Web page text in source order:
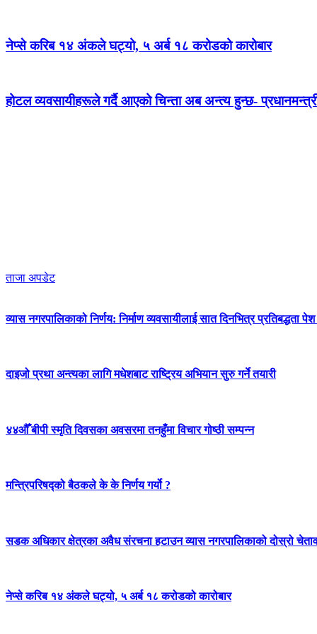
नेप्से करिब १४ अंकले घट्यो, ५ अर्ब १८ करोडको कारोबार
होटल व्यवसायीहरूले गर्दै आएको चिन्ता अब अन्त्य हुन्छ-
ताजा अपडेट
व्यास नगरपालिकाको निर्णय: निर्माण व्यवसायीलाई सात दिनभित्र प्रतिबद्धता पेश
दाइजो प्रथा अन्त्यका लागि मधेशबाट राष्ट्रिय अभियान सुरु गर्ने तयारी
४४औँ बीपी स्मृति दिवसका अवसरमा तनहुँमा विचार गोष्ठी सम्पन्न
मन्त्रिपरिषद्को बैठकले के के निर्णय गर्यो ?
सडक अधिकार क्षेत्रका अवैध संरचना हटाउन व्यास नगरपालिकाको दोस्रो
नेप्से करिब १४ अंकले घट्यो, ५ अर्ब १८ करोडको कारोबार